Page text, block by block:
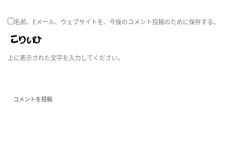
名前、Eメール、ウェブサイトを、今後のコメント投稿のために保存する。
上に表示された文字を入力してください。